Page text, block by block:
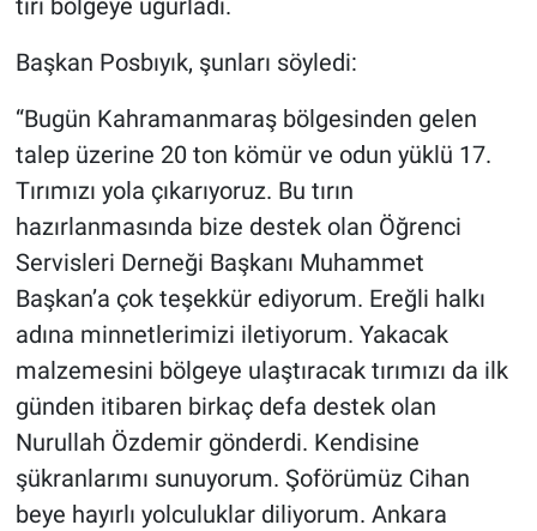
tırı bölgeye uğurladı.
Başkan Posbıyık, şunları söyledi:
“Bugün Kahramanmaraş bölgesinden gelen
talep üzerine 20 ton kömür ve odun yüklü 17.
Tırımızı yola çıkarıyoruz. Bu tırın
hazırlanmasında bize destek olan Öğrenci
Servisleri Derneği Başkanı Muhammet
Başkan’a çok teşekkür ediyorum. Ereğli halkı
adına minnetlerimizi iletiyorum. Yakacak
malzemesini bölgeye ulaştıracak tırımızı da ilk
günden itibaren birkaç defa destek olan
Nurullah Özdemir gönderdi. Kendisine
şükranlarımı sunuyorum. Şoförümüz Cihan
beye hayırlı yolculuklar diliyorum. Ankara